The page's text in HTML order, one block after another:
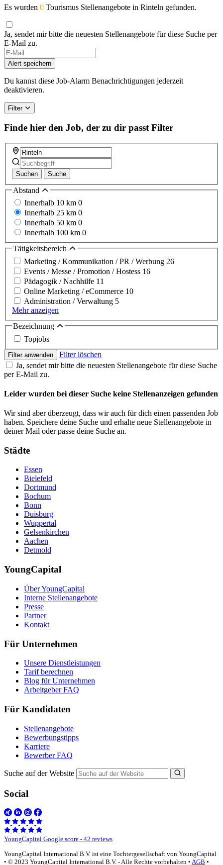
Es wurden 0 Tourismus Stellenangebote in Rinteln gefunden.
Ja, sendet mir bitte die neuesten Stellenangebote für diese Suche per
E-Mail zu.
If
you
are
a
human,
this
field
Alert speichern
Du kannst diese Job-Alarm Benachrichtigungen jederzeit
deaktivieren.
Filter
Finde hier den Job, der zu dir passt Filter
Suchen Suche
Abstand
Innerhalb 10 km 0
Innerhalb 25 km 0
Innerhalb 50 km 0
Innerhalb 100 km 0
Tätigkeitsbereich
Marketing / Kommunikation / PR / Werbung 26
Events / Messe / Promotion / Hostess 16
Pädagogik / Nachhilfe 11
Online Marketing / eCommerce 10
Administration / Verwaltung 5
Mehr anzeigen
Bezeichnung
Topjobs
Filter anwenden
Filter löschen
Ja, sendet mir bitte die neuesten Stellenangebote für diese Suche
per E-Mail zu.
Leider wurden bei dieser Suche keine Stellenanzeigen gefunden
Wir sind aber überzeugt, dass wir auch für dich einen passenden Job
haben. Speichere deine Suche und erhalte neue Stellenangebote in
deiner Mail oder passe deine Suche an.
Städte
Essen
Bielefeld
Dortmund
Bochum
Bonn
Duisburg
Wuppertal
Gelsenkirchen
Aachen
Detmold
YoungCapital
Über YoungCapital
Interne Stellenangebote
Presse
Partner
Kontakt
Für Unternehmen
Unsere Dienstleistungen
Tarif berechnen
Blog für Unternehmen
Arbeitgeber FAQ
Für Kandidaten
Stellenangebote
Bewerbungstipps
Karriere
Bewerber FAQ
Suche auf der Website
Social
YoungCapital Google score - 42 reviews
YoungCapital International B.V. ist eine Tochtergesellschaft von YoungCapital
• © 2023 YoungCapital International B.V. - Alle Rechte vorbehalten • AGB •